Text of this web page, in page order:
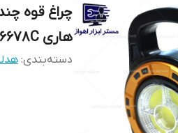
هاری HURRY.BOLT HB-6678C
دسته‌بندی: